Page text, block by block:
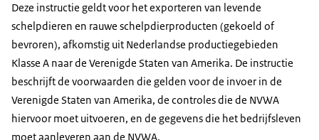
Deze instructie geldt voor het exporteren van levende
schelpdieren en rauwe schelpdierproducten (gekoeld of
bevroren), afkomstig uit Nederlandse productiegebieden
Klasse A naar de Verenigde Staten van Amerika. De instructie
beschrijft de voorwaarden die gelden voor de invoer in de
Verenigde Staten van Amerika, de controles die de NVWA
hiervoor moet uitvoeren, en de gegevens die het bedrijfsleven
moet aanleveren aan de NVWA.